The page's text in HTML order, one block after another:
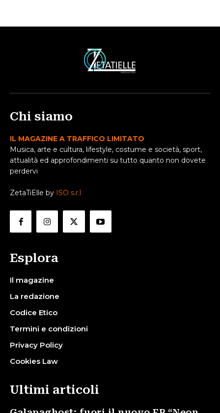
Chi siamo
IL MAGAZINE A TRAFFICO LIMITATO
Musica, arte e cultura, lifestyle, costume e società, sport,
attualità ed approfondimenti su tutto quanto non dovete
perdervi
ZetaTiElle by ISO s.r.l
Esplora
Il magazine
La redazione
Codice Etico
Termini e condizioni
Privacy Policy
Cookies Law
Ultimi articoli